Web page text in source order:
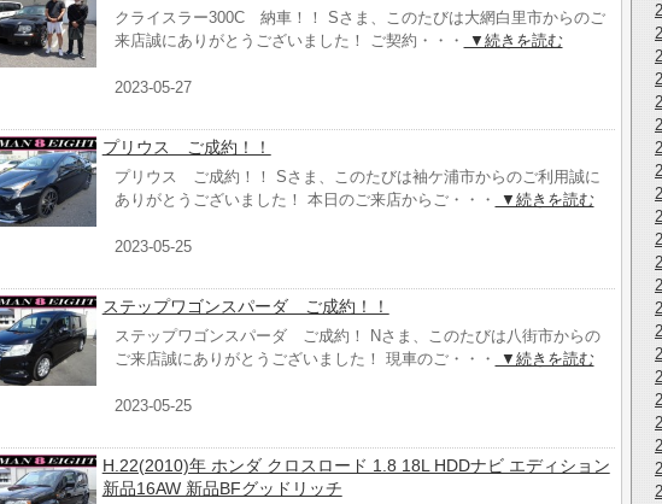
クライスラー300C 納車！！ Sさま、このたびは大網白里市からのご
来店誠にありがとうございました！ ご契約・・・
▼続きを読む
2023-05-27
プリウス ご成約！！
プリウス ご成約！！ Sさま、このたびは袖ケ浦市からのご利用誠に
ありがとうございました！ 本日のご来店からご・・・
▼続きを読む
2023-05-25
ステップワゴンスパーダ ご成約！！
ステップワゴンスパーダ ご成約！ Nさま、このたびは八街市からの
ご来店誠にありがとうございました！ 現車のご・・・
▼続きを読む
2023-05-25
H.22(2010)年 ホンダ クロスロード 1.8 18L HDDナビ エディション
新品16AW 新品BFグッドリッチ